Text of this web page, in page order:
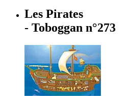
Les Pirates
- Toboggan n°273